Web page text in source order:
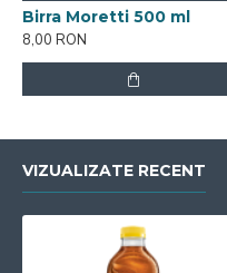
Birra Moretti 500 ml
8,00 RON
VIZUALIZATE RECENT